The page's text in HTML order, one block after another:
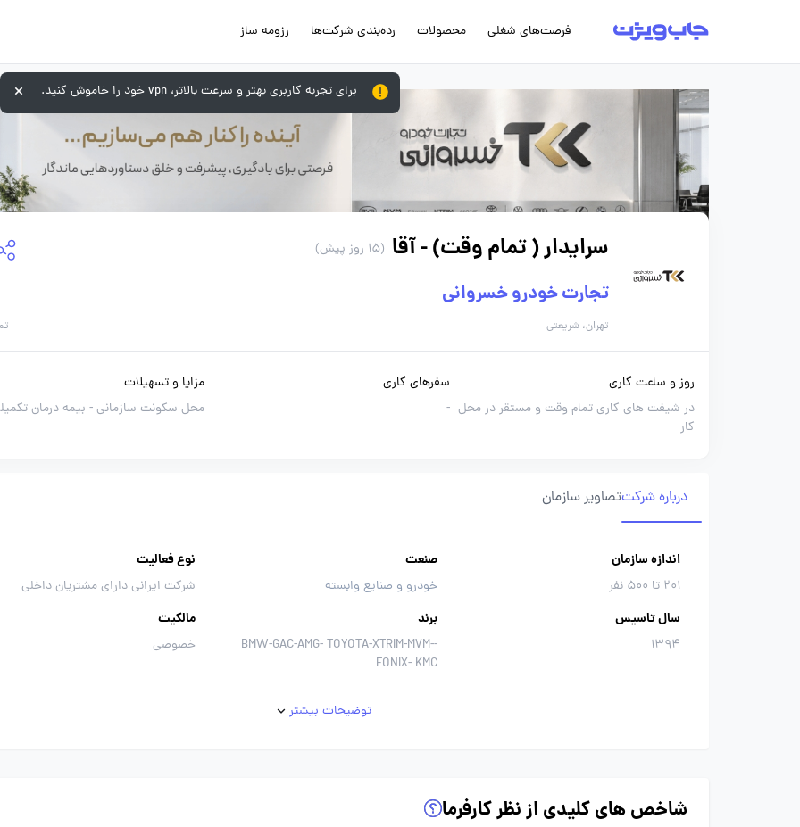
فرصت‌های شغلی محصولات رده‌بندی شرکت‌ها رزومه ساز
سرایدار ( تمام وقت) - آقا (15 روز پیش)
تجارت خودرو خسروانی
تهران، شریعتی
روز و ساعت کاری
در شیفت های کاری تمام وقت و مستقر در محل
کار
سفرهای کاری
-
مزایا و تسهیلات
محل سکونت سازمانی - بیمه درمان
درباره شرکتتصاویر سازمان
اندازه سازمان
201 تا 500 نفر
صنعت
خودرو و صنایع وابسته
نوع فعالیت
شرکت ایرانی دارای مشتریان داخلی
سال تاسیس
1394
برند
-BMW-GAC-AMG- TOYOTA-XTRIM-MVM-
FONIX- KMC
مالکیت
خصوصی
توضیحات بیشتر
شاخص های کلیدی از نظر کارفرما
برای تجربه کاربری بهتر و سرعت بالاتر، vpn خود را خاموش کنید.